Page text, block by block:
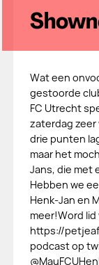
Wat een
gestoorde
FC Utrecht
zaterdag zeer
drie punten
maar het
Jans, die met
Hebben we
Henk-Jan en
meer!Word
https://
podcast op